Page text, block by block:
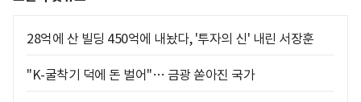
28억에 산 빌딩 450억에 내놨다, '투자의 신' 내린 서장훈
"K-굴착기 덕에 돈 벌어"… 금광 쏟아진 국가